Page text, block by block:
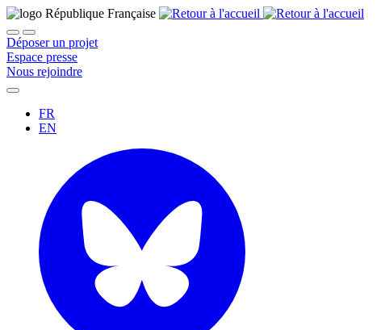
Déposer un projet
Espace presse
Nous rejoindre
FR
EN